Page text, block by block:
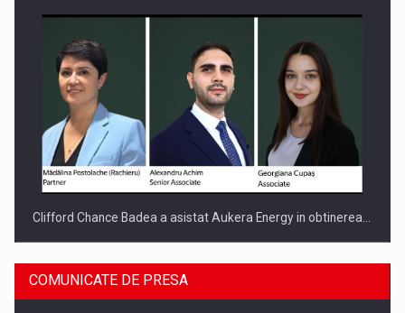
Clifford Chance Badea a asistat Aukera Energy in obtinerea…
COMUNICATE DE PRESA